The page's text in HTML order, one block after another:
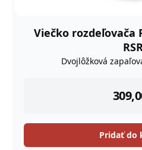
Viečko rozdeľovača
Dvojlôžková
Pridať do